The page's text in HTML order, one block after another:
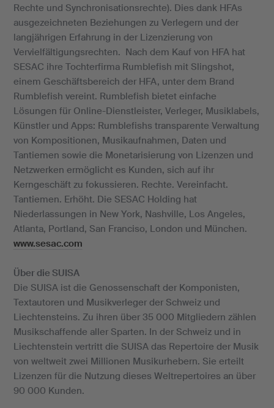
Rechte und Synchronisationsrechte). Dies dank HFAs
ausgezeichneten Beziehungen zu Verlegern und der
langjährigen Erfahrung in der Lizenzierung von
Vervielfältigungsrechten. Nach dem Kauf von HFA hat
SESAC ihre Tochterfirma Rumblefish mit Slingshot,
einem Geschäftsbereich der HFA, unter dem Brand
Rumblefish vereint. Rumblefish bietet einfache
Lösungen für Online-Dienstleister, Verleger, Musiklabels,
Künstler und Apps: Rumblefishs transparente Verwaltung
von Kompositionen, Musikaufnahmen, Daten und
Tantiemen sowie die Monetarisierung von Lizenzen und
Netzwerken ermöglicht es Kunden, sich auf ihr
Kerngeschäft zu fokussieren. Rechte. Vereinfacht.
Tantiemen. Erhöht. Die SESAC Holding hat
Niederlassungen in New York, Nashville, Los Angeles,
Atlanta, Portland, San Franciso, London und München.
www.sesac.com
Über die SUISA
Die SUISA ist die Genossenschaft der Komponisten,
Textautoren und Musikverleger der Schweiz und
Liechtensteins. Zu ihren über 35 000 Mitgliedern zählen
Musikschaffende aller Sparten. In der Schweiz und in
Liechtenstein vertritt die SUISA das Repertoire der Musik
von weltweit zwei Millionen Musikurhebern. Sie erteilt
Lizenzen für die Nutzung dieses Weltrepertoires an über
90 000 Kunden.